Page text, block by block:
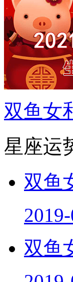
双鱼女
星座运
双鱼
双鱼